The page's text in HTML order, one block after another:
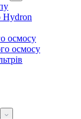
Hydron
осмосу
осмосу